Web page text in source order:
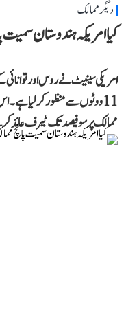
دیگر ممالک
کیا امریکہ ہندوستان
11 ووٹوں سے منظور کر لیا
ممالک پر سو فیصد تک ٹیرف